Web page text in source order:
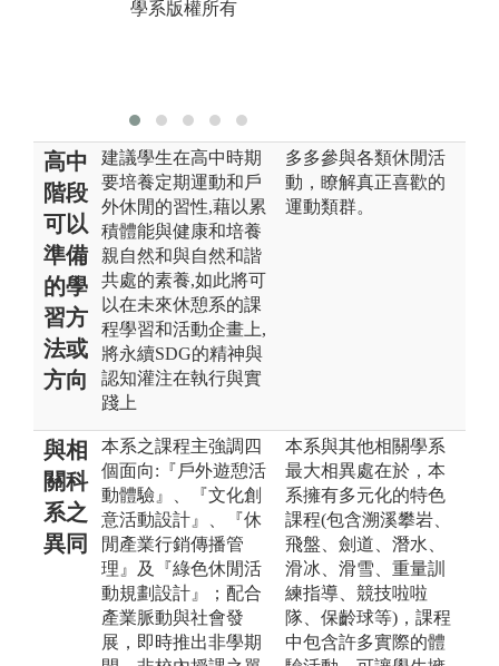
學系版權所有
高中
階段
可以
準備
的學
習方
法或
方向
建議學生在高中時期
要培養定期運動和戶
外休閒的習性,藉以累
積體能與健康和培養
親自然和與自然和諧
共處的素養,如此將可
以在未來休憩系的課
程學習和活動企畫上,
將永續SDG的精神與
認知灌注在執行與實
踐上
多多參與各類休閒活
動，瞭解真正喜歡的
運動類群。
與相
關科
系之
異同
本系之課程主強調四
個面向:『戶外遊憩活
動體驗』、『文化創
意活動設計』、『休
閒產業行銷傳播管
理』及『綠色休閒活
動規劃設計』；配合
產業脈動與社會發
展，即時推出非學期
本系與其他相關學系
最大相異處在於，本
系擁有多元化的特色
課程(包含溯溪攀岩、
飛盤、劍道、潛水、
滑冰、滑雪、重量訓
練指導、競技啦啦
隊、保齡球等)，課程
中包含許多實際的體